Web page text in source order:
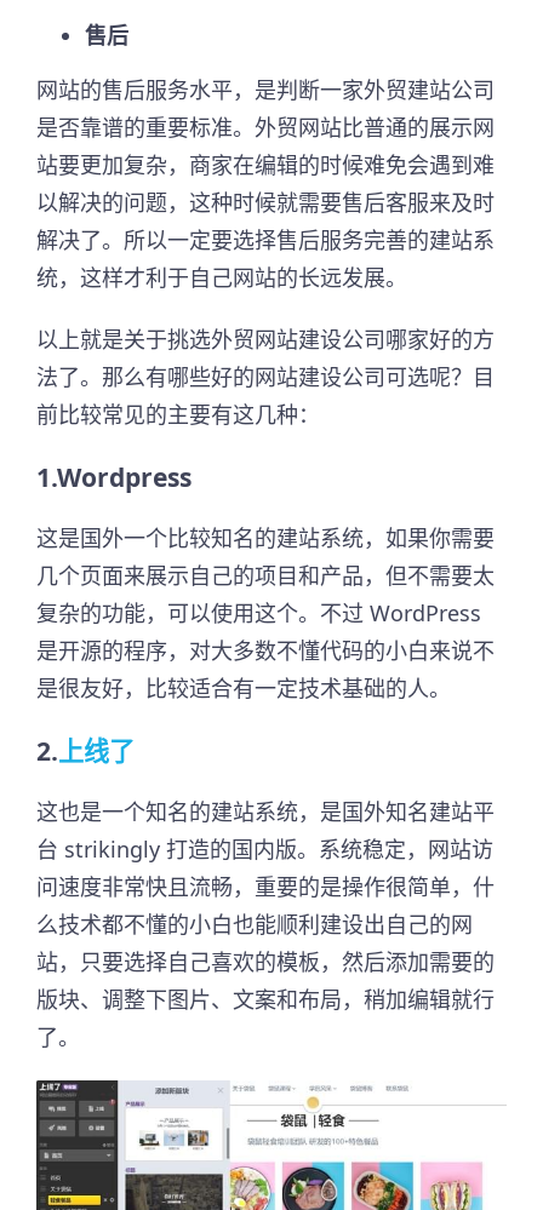
售后
网站的售后服务水平，是判断一家外贸建站公司
是否靠谱的重要标准。外贸网站比普通的展示网
站要更加复杂，商家在编辑的时候难免会遇到难
以解决的问题，这种时候就需要售后客服来及时
解决了。所以一定要选择售后服务完善的建站系
统，这样才利于自己网站的长远发展。
以上就是关于挑选外贸网站建设公司哪家好的方
法了。那么有哪些好的网站建设公司可选呢？目
前比较常见的主要有这几种：
1.Wordpress
这是国外一个比较知名的建站系统，如果你需要
几个页面来展示自己的项目和产品，但不需要太
复杂的功能，可以使用这个。不过 WordPress
是开源的程序，对大多数不懂代码的小白来说不
是很友好，比较适合有一定技术基础的人。
2. 上线了
这也是一个知名的建站系统，是国外知名建站平
台 strikingly 打造的国内版。系统稳定，网站访
问速度非常快且流畅，重要的是操作很简单，什
么技术都不懂的小白也能顺利建设出自己的网
站，只要选择自己喜欢的模板，然后添加需要的
版块、调整下图片、文案和布局，稍加编辑就行
了。